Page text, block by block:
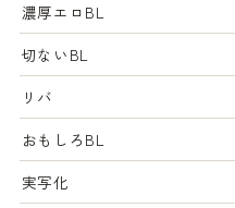
濃厚エロBL
切ないBL
リバ
おもしろBL
実写化